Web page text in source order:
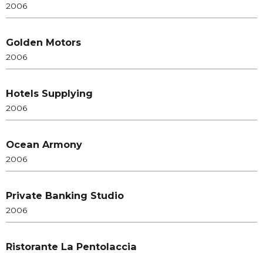
2006
Golden Motors
2006
Hotels Supplying
2006
Ocean Armony
2006
Private Banking Studio
2006
Ristorante La Pentolaccia